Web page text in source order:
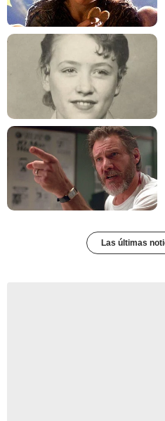
Las últimas